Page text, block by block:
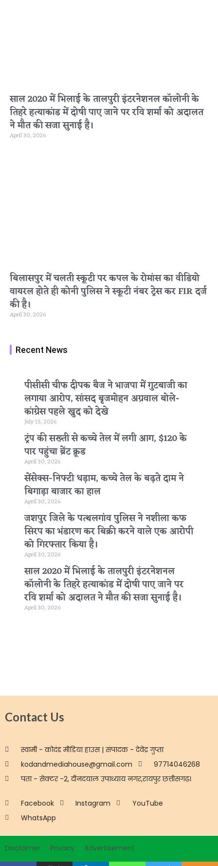
साल 2020 में भिलाई के तालपुरी इंटरनेशनल कॉलोनी के
तिहरे हत्याकांड में दोषी पाए जाने पर रवि शर्मा को अदालत
ने मौत की सजा सुनाई है।
April 30, 2026
बिलासपुर में चलती स्कूटी पर कपल के रोमांस का वीडियो
वायरल होते ही कोनी पुलिस ने स्कूटी नंबर ट्रेस कर FIR दर्ज
की है।
April 30, 2026
Recent News
पीसीसी चीफ दीपक बैज ने भाजपा में गुटबाजी का
लगाया आरोप, सांसद बृजमोहन अग्रवाल बोले-
कांग्रेस पहले खुद को देखे
July 15, 2026
ट्रंप की सख्ती से कच्चे तेल में लगी आग, $120 के
पार पहुंचा ब्रेंट क्रूड
April 30, 2026
सेंसेक्स-निफ्टी धड़ाम, कच्चे तेल के बढ़ते दाम ने
बिगाड़ा बाजार का हाल
April 30, 2026
जशपुर जिले के पत्थलगांव पुलिस ने नशीला कफ
सिरप का भंडारण कर बिक्री करने वाले एक आरोपी
को गिरफ्तार किया है।
April 30, 2026
साल 2020 में भिलाई के तालपुरी इंटरनेशनल
कॉलोनी के तिहरे हत्याकांड में दोषी पाए जाने पर
रवि शर्मा को अदालत ने मौत की सजा सुनाई है।
April 30, 2026
Contact Us
स्वामी - कोदंड मीडिया हाउस | संपादक - देवेंद्र गुप्ता
kodandmediahouse@gmail.com
97714046268
पता - सेक्टर -2, दीनदयाल उपाध्याय नगर,रायपुर छत्तीसगढ़।
Facebook Instagram
YouTube
WhatsApp
Disclaimer Privacy Advertisement